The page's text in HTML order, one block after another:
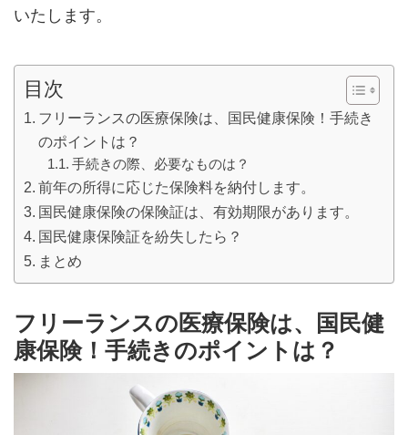
いたします。
目次
フリーランスの医療保険は、国民健康保険！手続き
のポイントは？
手続きの際、必要なものは？
前年の所得に応じた保険料を納付します。
国民健康保険の保険証は、有効期限があります。
国民健康保険証を紛失したら？
まとめ
フリーランスの医療保険は、国民健
康保険！手続きのポイントは？